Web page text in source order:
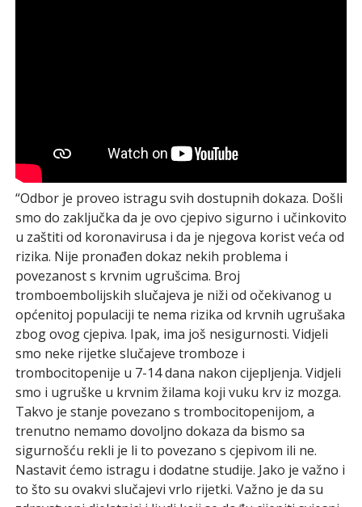
“Odbor je proveo istragu svih dostupnih dokaza. Došli
smo do zaključka da je ovo cjepivo sigurno i učinkovito
u zaštiti od koronavirusa i da je njegova korist veća od
rizika. Nije pronađen dokaz nekih problema i
povezanost s krvnim ugrušcima. Broj
tromboembolijskih slučajeva je niži od očekivanog u
općenitoj populaciji te nema rizika od krvnih ugrušaka
zbog ovog cjepiva. Ipak, ima još nesigurnosti. Vidjeli
smo neke rijetke slučajeve tromboze i
trombocitopenije u 7-14 dana nakon cijepljenja. Vidjeli
smo i ugruške u krvnim žilama koji vuku krv iz mozga.
Takvo je stanje povezano s trombocitopenijom, a
trenutno nemamo dovoljno dokaza da bismo sa
sigurnošću rekli je li to povezano s cjepivom ili ne.
Nastavit ćemo istragu i dodatne studije. Jako je važno i
to što su ovakvi slučajevi vrlo rijetki. Važno je da su